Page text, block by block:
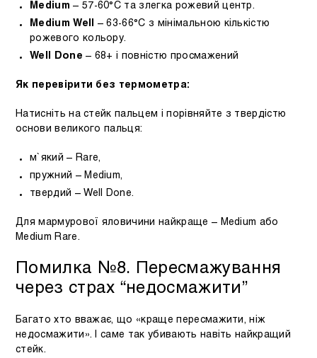
Medium – 57-60°C та злегка рожевий центр.
Medium Well – 63-66°C з мінімальною кількістю
рожевого кольору.
Well Done – 68+ і повністю просмажений
Як перевірити без термометра:
Натисніть на стейк пальцем і порівняйте з твердістю
основи великого пальця:
м`який – Rare,
пружний – Medium,
твердий – Well Done.
Для мармурової яловичини найкраще – Medium або
Medium Rare.
Помилка №8. Пересмажування
через страх “недосмажити”
Багато хто вважає, що «краще пересмажити, ніж
недосмажити». І саме так убивають навіть найкращий
стейк.